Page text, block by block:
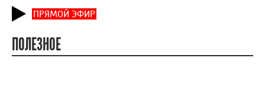
ПРЯМОЙ ЭФИР
ПОЛЕЗНОЕ